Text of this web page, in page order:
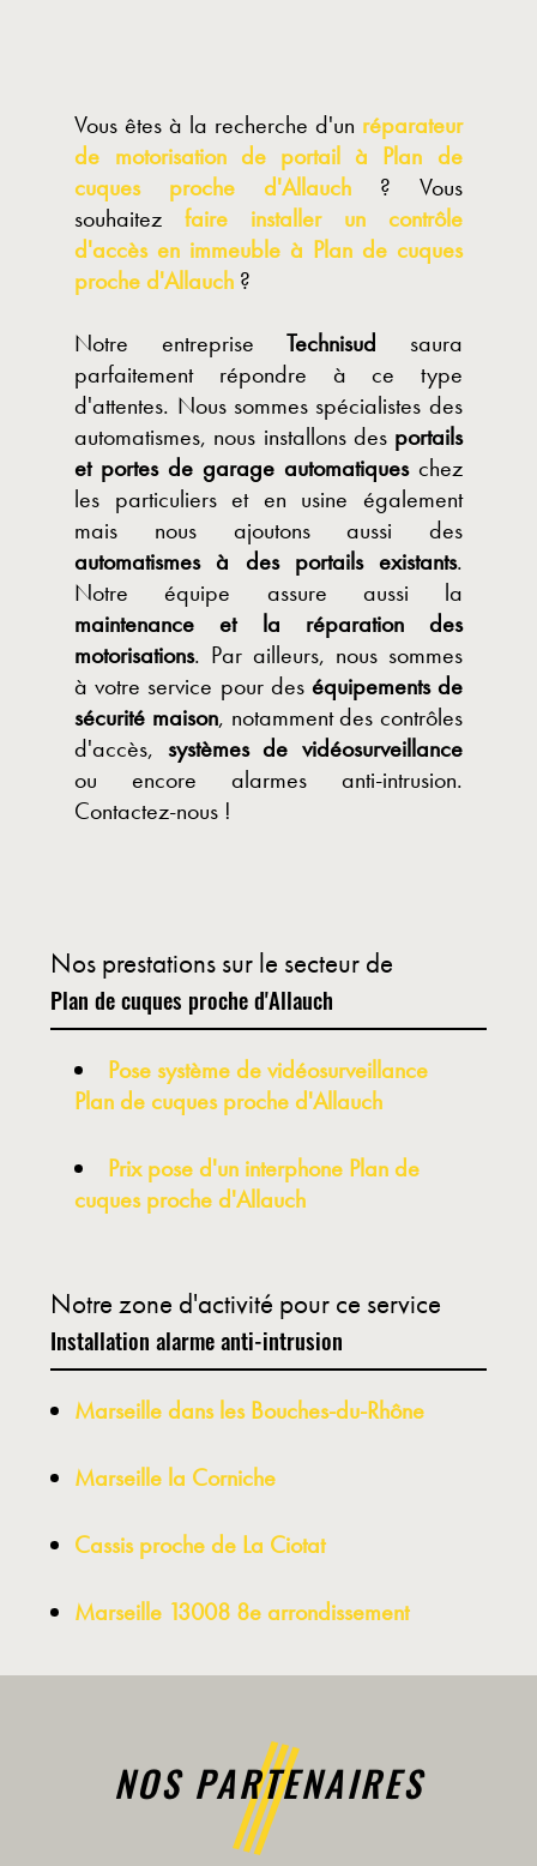
Vous êtes à la recherche d'un réparateur
de motorisation de portail à Plan de
cuques proche d'Allauch ? Vous
souhaitezfaire installer un contrôle
d'accès en immeuble à Plan de cuques
proche d'Allauch ?
Notre entrepriseTechnisud saura
parfaitement répondre à ce type
d'attentes. Nous sommes spécialistes des
automatismes, nous installons des portails
et portes de garage automatiqueschez
les particuliers et en usine également
mais nous ajoutons aussi des
automatismes à des portails existants.
Notre équipe assure aussi la
maintenance et la réparation des
motorisations. Par ailleurs, nous sommes
à votre service pour des équipements de
sécurité maison, notamment des contrôles
d'accès, systèmes de vidéosurveillance
ou encore alarmes anti-intrusion.
Contactez-nous !
Nos prestations sur le secteur de
Plan de cuques proche d'Allauch
Pose système de vidéosurveillance
Plan de cuques proche d'Allauch
Prix pose d'un interphone Plan de
cuques proche d'Allauch
Notre zone d'activité pour ce service
Installation alarme anti-intrusion
Marseille dans les Bouches-du-Rhône
Marseille la Corniche
Cassis proche de La Ciotat
Marseille 13008 8e arrondissement
NOS PARTENAIRES